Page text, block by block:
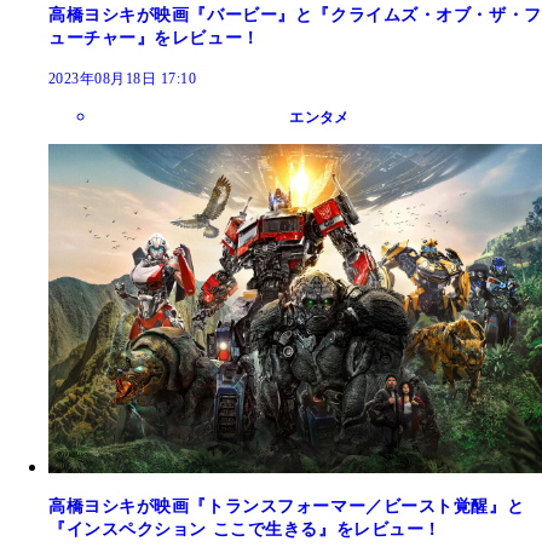
高橋ヨシキが映画『バービー』と『クライムズ・オブ・ザ・フ
ューチャー』をレビュー！
2023年08月18日 17:10
エンタメ
高橋ヨシキが映画『トランスフォーマー／ビースト覚醒』と
『インスペクション ここで生きる』をレビュー！